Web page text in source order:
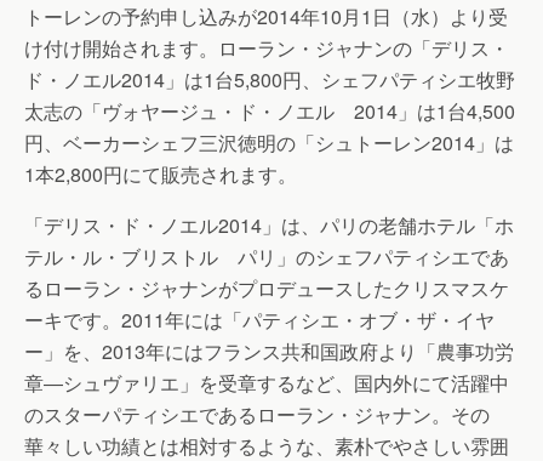
トーレンの予約申し込みが2014年10月1日（水）より受
け付け開始されます。ローラン・ジャナンの「デリス・
ド・ノエル2014」は1台5,800円、シェフパティシエ牧野
太志の「ヴォヤージュ・ド・ノエル 2014」は1台4,500
円、ベーカーシェフ三沢徳明の「シュトーレン2014」は
1本2,800円にて販売されます。
「デリス・ド・ノエル2014」は、パリの老舗ホテル「ホ
テル・ル・ブリストル パリ」のシェフパティシエであ
るローラン・ジャナンがプロデュースしたクリスマスケ
ーキです。2011年には「パティシエ・オブ・ザ・イヤ
ー」を、2013年にはフランス共和国政府より「農事功労
章―シュヴァリエ」を受章するなど、国内外にて活躍中
のスターパティシエであるローラン・ジャナン。その
華々しい功績とは相対するような、素朴でやさしい雰囲